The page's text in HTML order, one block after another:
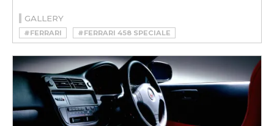
GALLERY
#FERRARI #FERRARI 458 SPECIALE